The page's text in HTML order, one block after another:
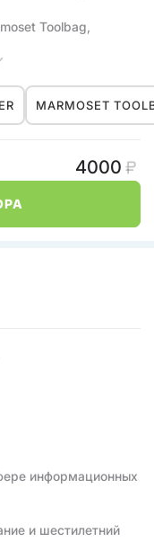
Toolbag,
MARMOSET
4000
информационных
и шестилетний